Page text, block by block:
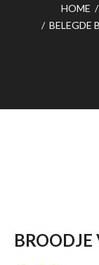
HOME /
/ BELEGDE
BROODJE